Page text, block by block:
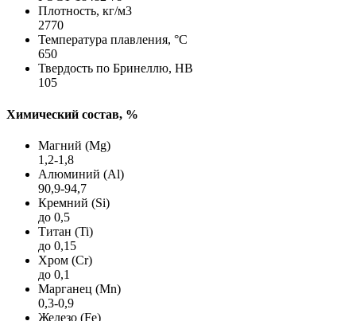
Плотность, кг/м3
2770
Температура плавления, °C
650
Твердость по Бринеллю, HB
105
Химический состав, %
Магний (Mg)
1,2-1,8
Алюминий (Al)
90,9-94,7
Кремний (Si)
до 0,5
Титан (Ti)
до 0,15
Хром (Cr)
до 0,1
Марганец (Mn)
0,3-0,9
Железо (Fe)